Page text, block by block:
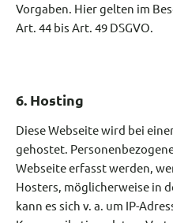
Vorgaben. Hier gelten im
Art. 44 bis Art. 49 DSGVO.
6. Hosting
Diese Webseite wird bei
gehostet.
Webseite erfasst werden,
Hosters, möglicherweise in
kann es sich v. a. um IP-